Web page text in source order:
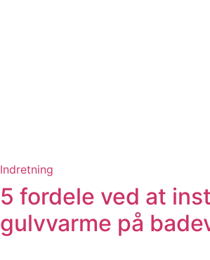
Indretning
5 fordele ved at
gulvvarme på